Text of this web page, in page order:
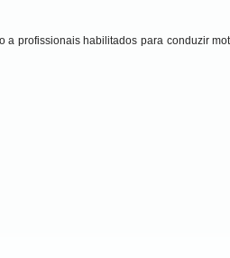
a profissionais habilitados para conduzir